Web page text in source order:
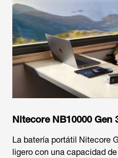
Nitecore NB10000 Gen
La batería portátil Nitecore
ligero con una capacidad